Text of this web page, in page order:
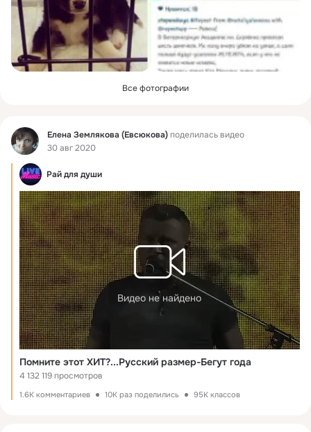
Все фотографии
Фид Елена Землякова (Евсюкова)поделилась видео
30 авг 2020
Рай для души
Видео не найдено
Помните этот ХИТ?...Русский размер-Бегут года
4 132 119 просмотров
1.6K комментариев 10K раз поделились 95K классов